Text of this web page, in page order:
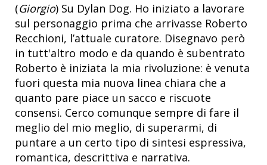
(Giorgio) Su Dylan Dog. Ho iniziato a lavorare
sul personaggio prima che arrivasse Roberto
Recchioni, l’attuale curatore. Disegnavo però
in tutt'altro modo e da quando è subentrato
Roberto è iniziata la mia rivoluzione: è venuta
fuori questa mia nuova linea chiara che a
quanto pare piace un sacco e riscuote
consensi. Cerco comunque sempre di fare il
meglio del mio meglio, di superarmi, di
puntare a un certo tipo di sintesi espressiva,
romantica, descrittiva e narrativa.